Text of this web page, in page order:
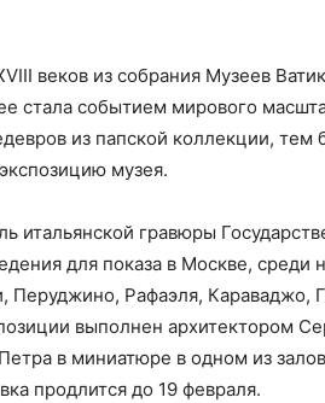
веков из собрания Музеев
стала событием мирового
из папской коллекции, тем
музея.
итальянской гравюры
для показа в Москве, среди
Рафаэля, Караваджо,
выполнен архитектором
в миниатюре в одном из
продлится до 19 февраля.